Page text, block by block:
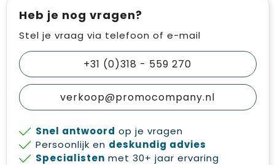
Heb je nog vragen?
Stel je vraag via telefoon of e-mail
+31 (0)318 - 559 270
verkoop@promocompany.nl
Snel antwoord op je vragen
Persoonlijk en deskundig advies
Specialisten met 30+ jaar ervaring